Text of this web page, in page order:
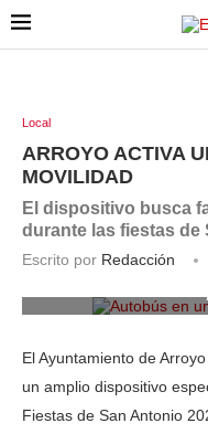
Local
ARROYO ACTIVA
MOVILIDAD
El dispositivo busca
durante las fiestas de
Escrito por Redacción
El Ayuntamiento de
un amplio dispositivo
Fiestas de San Antonio